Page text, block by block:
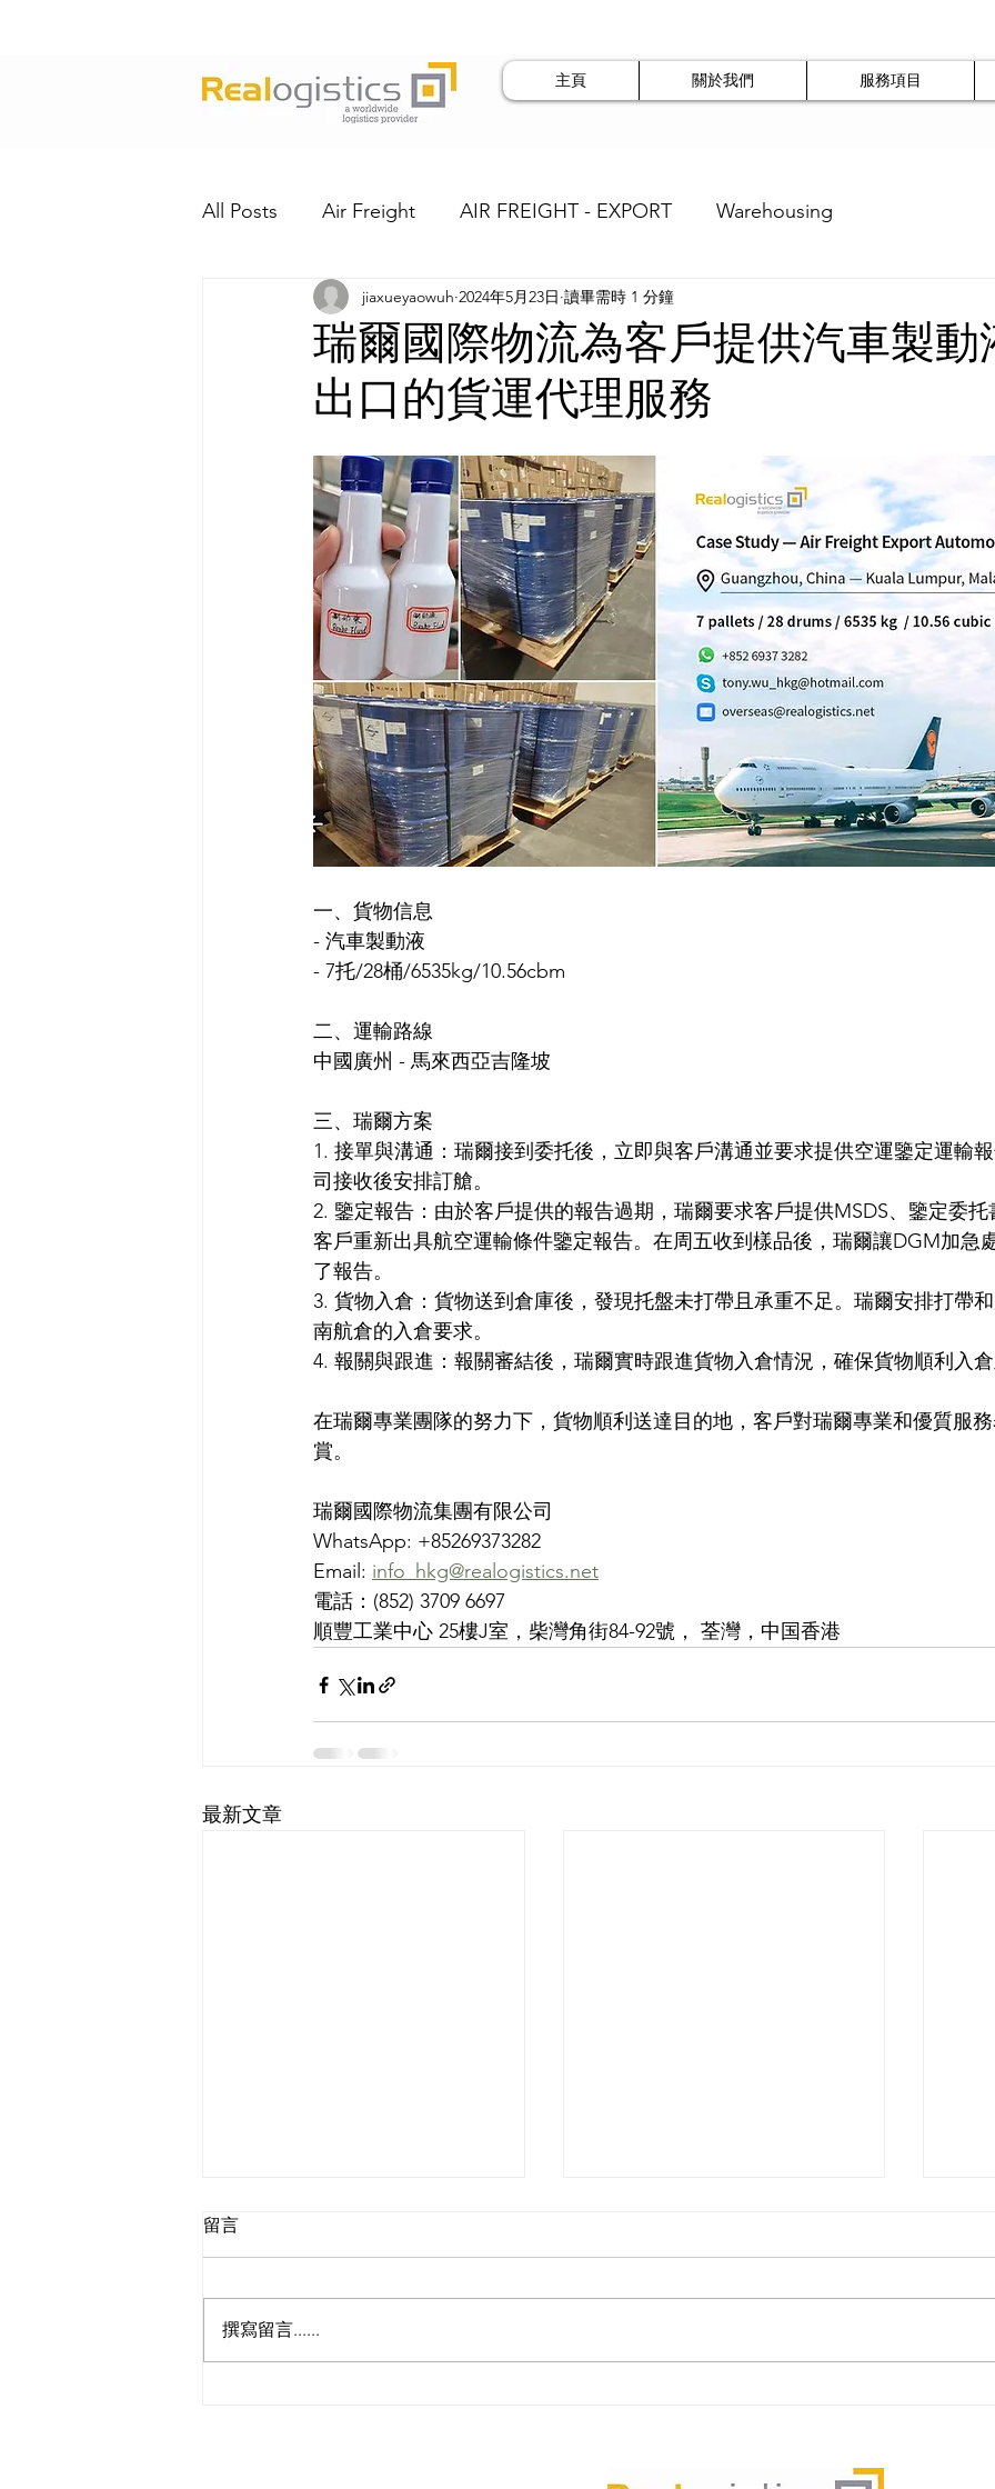
主頁 關於我們 服務項目
All Posts Air Freight AIR FREIGHT - EXPORT Warehousing
瑞爾國際物流為客戶提供汽車製動
出口的貨運代理服務
jiaxueyaowuh 2024年5月23日 讀畢需時 1 分鐘
一、貨物信息
- 汽車製動液
- 7托/28桶/6535kg/10.56cbm
二、運輸路線
中國廣州 - 馬來西亞吉隆坡
三、瑞爾方案
1. 接單與溝通：瑞爾接到委托後，立即與客戶溝通並要求提供空運鑒定運輸
司接收後安排訂艙。
2. 鑒定報告：由於客戶提供的報告過期，瑞爾要求客戶提供MSDS、鑒定委
客戶重新出具航空運輸條件鑒定報告。在周五收到樣品後，瑞爾讓DGM加急
了報告。
3. 貨物入倉：貨物送到倉庫後，發現托盤未打帶且承重不足。瑞爾安排打帶
南航倉的入倉要求。
4. 報關與跟進：報關審結後，瑞爾實時跟進貨物入倉情況，確保貨物順利入
在瑞爾專業團隊的努力下，貨物順利送達目的地，客戶對瑞爾專業和優質服
賞。
瑞爾國際物流集團有限公司
WhatsApp: +85269373282
Email: info_hkg@realogistics.net
電話：(852) 3709 6697
順豐工業中心 25樓J室，柴灣角街84-92號， 荃灣，中国香港
最新文章
（
留言
撰寫留言......